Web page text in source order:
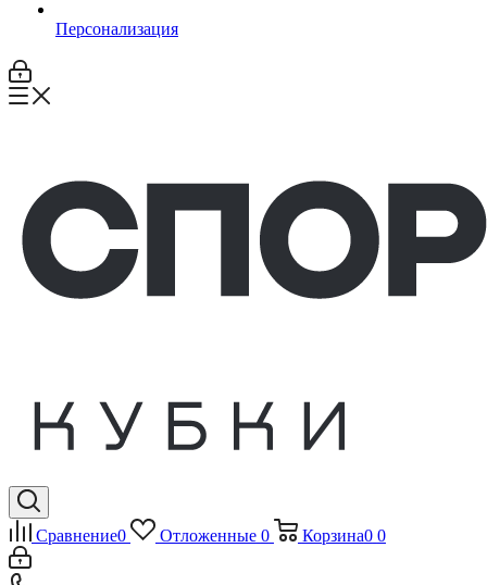
Персонализация
Сравнение0 Отложенные 0 Корзина0 0